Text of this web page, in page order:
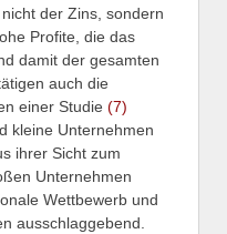
der Zins, sondern
Profite, die das
damit der gesamten
auch die
einer Studie (7)
kleine Unternehmen
ihrer Sicht zum
Unternehmen
Wettbewerb und
ausschlaggebend.